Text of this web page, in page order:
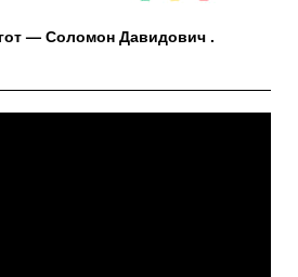
— Соломон Давидович .